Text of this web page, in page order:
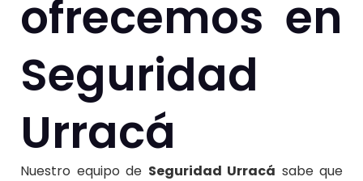
ofrecemos en
Seguridad
Urracá
Nuestro equipo de Seguridad Urracá sabe que